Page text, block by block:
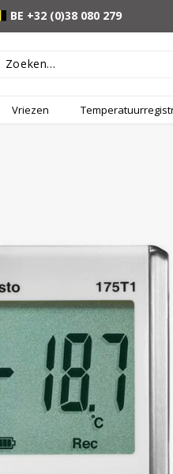
BE +32 (0)38 080 279
Vriezen